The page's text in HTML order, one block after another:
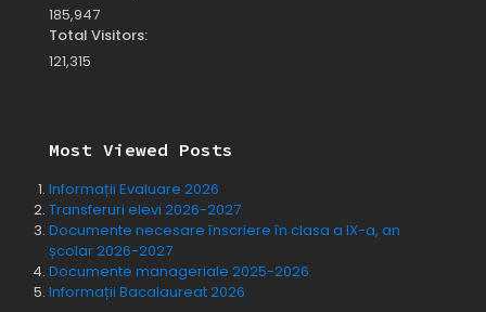
185,947
Total Visitors:
121,315
Most Viewed Posts
Informații Evaluare 2026
Transferuri elevi 2026-2027
Documente necesare înscriere în clasa a IX-a, an
școlar 2026-2027
Documente manageriale 2025-2026
Informații Bacalaureat 2026